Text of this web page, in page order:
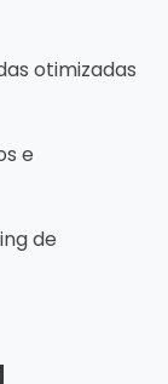
otimizadas
e
de